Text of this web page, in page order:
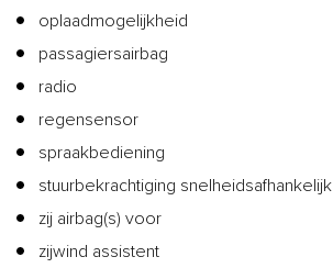
oplaadmogelijkheid
passagiersairbag
radio
regensensor
spraakbediening
stuurbekrachtiging snelheidsafhankelijk
zij airbag(s) voor
zijwind assistent